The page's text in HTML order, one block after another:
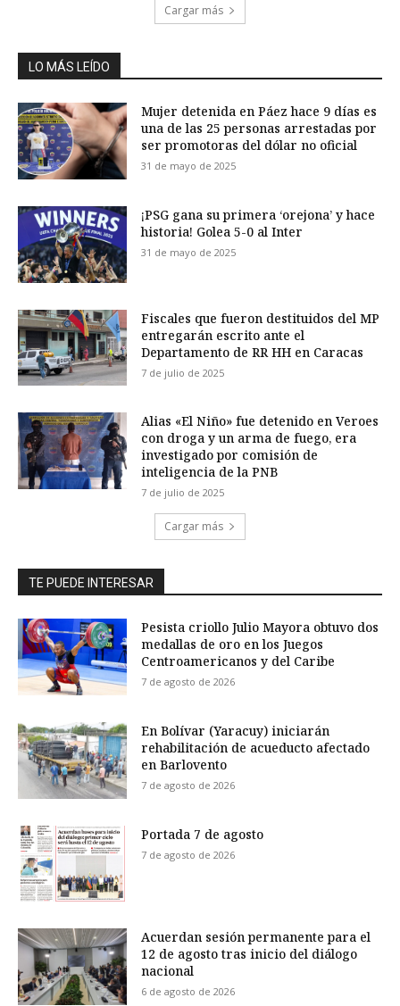
Cargar más
LO MÁS LEÍDO
Mujer detenida en Páez hace 9 días es
una de las 25 personas arrestadas por
ser promotoras del dólar no oficial
31 de mayo de 2025
¡PSG gana su primera ‘orejona’ y hace
historia! Golea 5-0 al Inter
31 de mayo de 2025
Fiscales que fueron destituidos del MP
entregarán escrito ante el
Departamento de RR HH en Caracas
7 de julio de 2025
Alias «El Niño» fue detenido en Veroes
con droga y un arma de fuego, era
investigado por comisión de
inteligencia de la PNB
7 de julio de 2025
Cargar más
TE PUEDE INTERESAR
Pesista criollo Julio Mayora obtuvo dos
medallas de oro en los Juegos
Centroamericanos y del Caribe
7 de agosto de 2026
En Bolívar (Yaracuy) iniciarán
rehabilitación de acueducto afectado
en Barlovento
7 de agosto de 2026
Portada 7 de agosto
7 de agosto de 2026
Acuerdan sesión permanente para el
12 de agosto tras inicio del diálogo
nacional
6 de agosto de 2026